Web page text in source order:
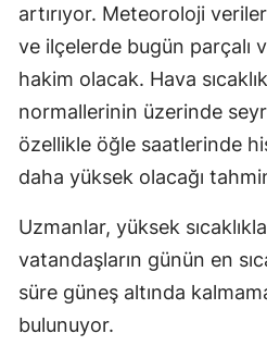
artırıyor. Meteoroloji
ve ilçelerde bugün parçalı
hakim olacak. Hava
normallerinin üzerinde
özellikle öğle saatlerinde
daha yüksek olacağı
Uzmanlar, yüksek
vatandaşların günün en
süre güneş altında
bulunuyor.